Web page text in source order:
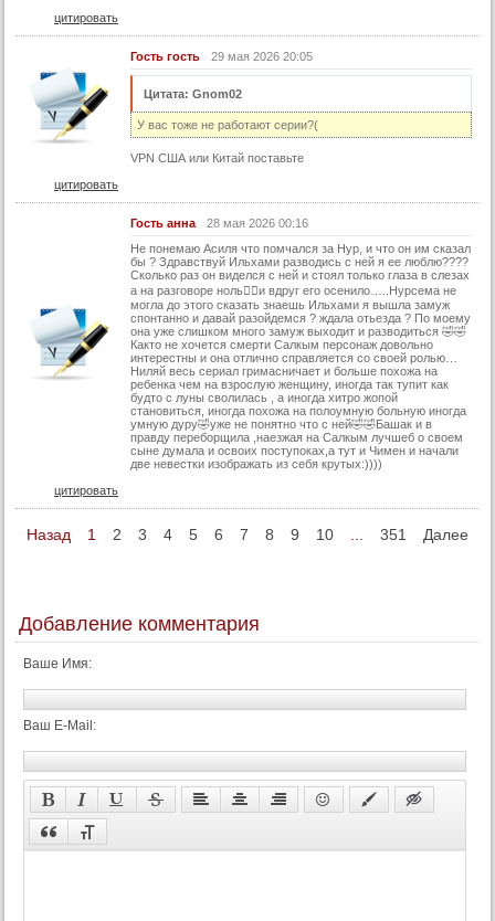
цитировать
Гость гость 29 мая 2026 20:05
Цитата: Gnom02
У вас тоже не работают серии?(
VPN США или Китай поставьте
цитировать
Гость анна
28 мая 2026 00:16
Не понемаю Асиля что помчался за Нур, и что он им сказал
бы ? Здравствуй Ильхами разводись с ней я ее люблю????
Сколько раз он виделся с ней и стоял только глаза в слезах
а на разговоре ноль💁‍♀️и вдруг его осенило…..Нурсема не
могла до этого сказать знаешь Ильхами я вышла замуж
спонтанно и давай разойдемся ? ждала отьезда ? По моему
она уже слишком много замуж выходит и разводиться 🤣🤣
Както не хочется смерти Салкым персонаж довольно
интерестны и она отлично справляется со своей ролью…
Ниляй весь сериал гримасничает и больше похожа на
ребенка чем на взрослую женщину, иногда так тупит как
будто с луны сволилась , а иногда хитро жопой
становиться, иногда похожа на полоумную больную иногда
умную дуру🤣уже не понятно что с ней🤣🤣Башак и в
правду переборщила ,наезжая на Салкым лучшеб о своем
сыне думала и освоих поступоках,а тут и Чимен и начали
две невестки изображать из себя крутых:))))
цитировать
Назад 1 2 3 4 5 6 7 8 9 10 ... 351 Далее
Добавление комментария
Ваше Имя:
Ваш E-Mail: